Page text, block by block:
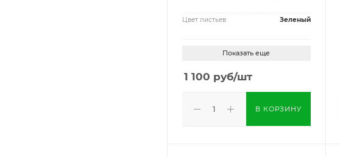
Цвет листьев Зеленый
Показать еще
1 100 руб/шт
В КОРЗИНУ